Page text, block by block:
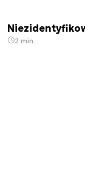
2 min.